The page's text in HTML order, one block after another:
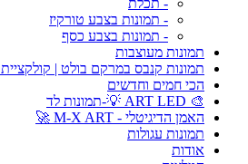
- תכלת
- תמונות בצבע טורקיז
- תמונות בצבע כסף
תמונות מעוצבות
תמונות קנבס במרקם בולט | קולקציית Art Touch
הכי חמים וחדשים
🎨 ART LED 💡-תמונות לד
האמן הדיגיטלי - M-X ART 🚀
תמונות עגולות
אודות